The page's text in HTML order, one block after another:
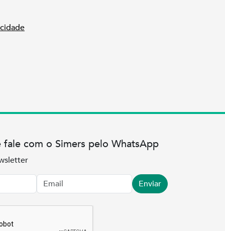
fale com o Simers pelo WhatsApp
Enviar